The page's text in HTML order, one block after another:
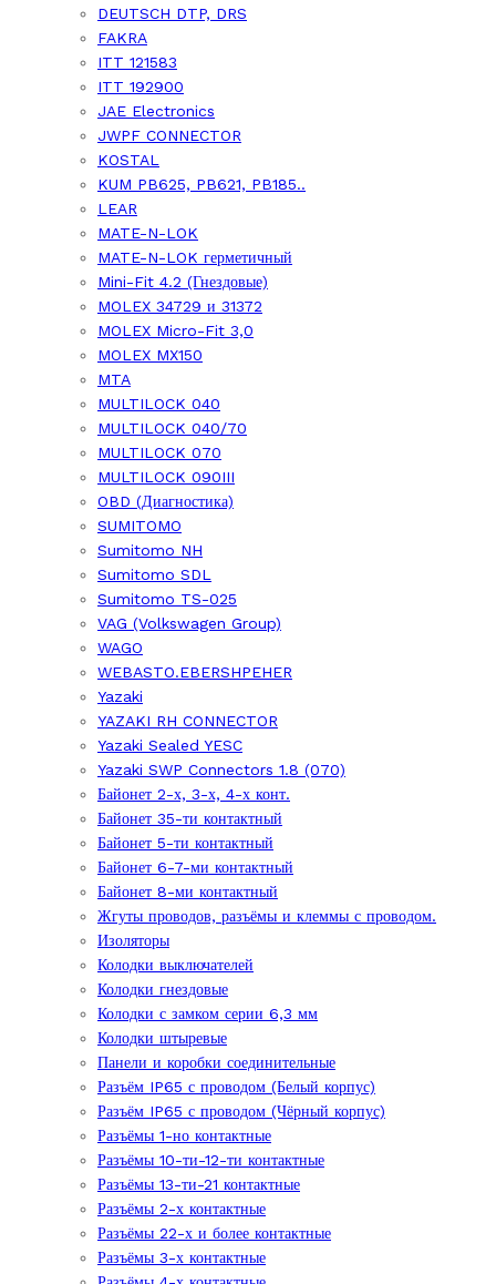
DEUTSCH DTP, DRS
FAKRA
ITT 121583
ITT 192900
JAE Electronics
JWPF CONNECTOR
KOSTAL
KUM PB625, PB621, PB185..
LEAR
MATE-N-LOK
MATE-N-LOK герметичный
Mini-Fit 4.2 (Гнездовые)
MOLEX 34729 и 31372
MOLEX Micro-Fit 3,0
MOLEX MX150
MTA
MULTILOCK 040
MULTILOCK 040/70
MULTILOCK 070
MULTILOCK 090III
OBD (Диагностика)
SUMITOMO
Sumitomo NH
Sumitomo SDL
Sumitomo TS-025
VAG (Volkswagen Group)
WAGO
WEBASTO.EBERSHPEHER
Yazaki
YAZAKI RH CONNECTOR
Yazaki Sealed YESC
Yazaki SWP Connectors 1.8 (070)
Байонет 2-х, 3-х, 4-х конт.
Байонет 35-ти контактный
Байонет 5-ти контактный
Байонет 6-7-ми контактный
Байонет 8-ми контактный
Жгуты проводов, разъёмы и клеммы с проводом.
Изоляторы
Колодки выключателей
Колодки гнездовые
Колодки с замком серии 6,3 мм
Колодки штыревые
Панели и коробки соединительные
Разъём IP65 с проводом (Белый корпус)
Разъём IP65 с проводом (Чёрный корпус)
Разъёмы 1-но контактные
Разъёмы 10-ти-12-ти контактные
Разъёмы 13-ти-21 контактные
Разъёмы 2-х контактные
Разъёмы 22-х и более контактные
Разъёмы 3-х контактные